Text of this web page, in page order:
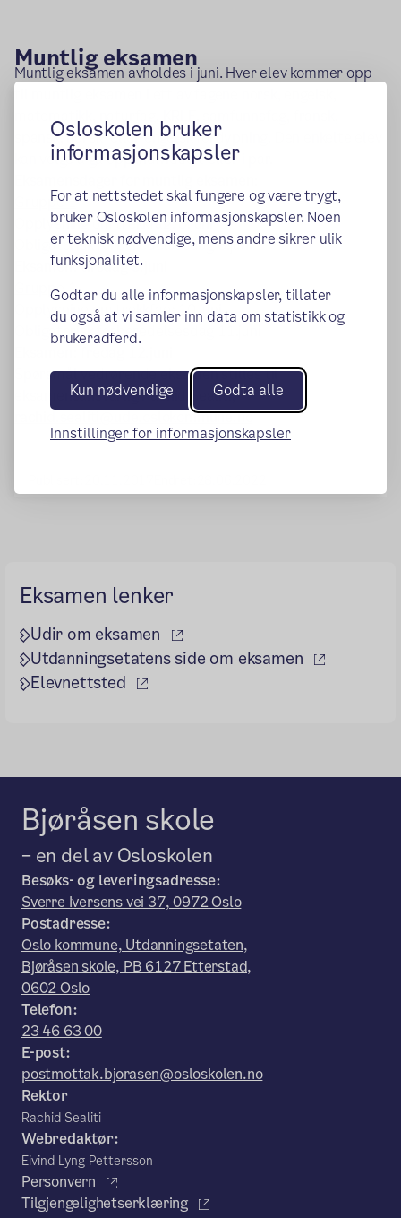
Osloskolen bruker
informasjonskapsler
For at nettstedet skal fungere og være trygt,
bruker Osloskolen informasjonskapsler. Noen
er teknisk nødvendige, mens andre sikrer ulik
funksjonalitet.
Godtar du alle informasjonskapsler, tillater
du også at vi samler inn data om statistikk og
brukeradferd.
Kun nødvendige Godta alle
Innstillinger for informasjonskapsler
Muntlig eksamen
Muntlig eksamen avholdes i juni. Hver elev kommer opp
matematikk, naturfag, KRLE, samfunnsfag, fransk,
spansk, norsk- eller engelsk fordypning. Den enkelte elev
kan velge å gå opp individuelt eller i par.
Gruppe 1
Opplysning om trekkfag: 5.juni
Obligatorisk forberedelsesdag 8.juni
Eksamen: tirsdag 9.juni
Gruppe 1
Opplysning om trekkfag: 10.juni
Obligatorisk forberedelsesdag 11.juni
Spørsmål vedrørende eksamen stilles til
eksamensansvarlig Rachid Sealiti,
rachid.sealiti@ude.oslokommune.no
Eksamen lenker
Udir om eksamen
(ekstern lenke)
Utdanningsetatens side om eksamen
(ekstern
Elevnettsted
(ekstern lenke)
Bjøråsen skole
– en del av Osloskolen
Besøks- og leveringsadresse:
Sverre Iversens vei 37, 0972 Oslo
Postadresse:
Oslo kommune, Utdanningsetaten,
Bjøråsen skole, PB 6127 Etterstad,
0602 Oslo
Telefon:
23 46 63 00
E-post:
postmottak.bjorasen@osloskolen.no
Rektor
Rachid Sealiti
Webredaktør:
Eivind Lyng Pettersson
Personvern
Tilgjengelighetserklæring